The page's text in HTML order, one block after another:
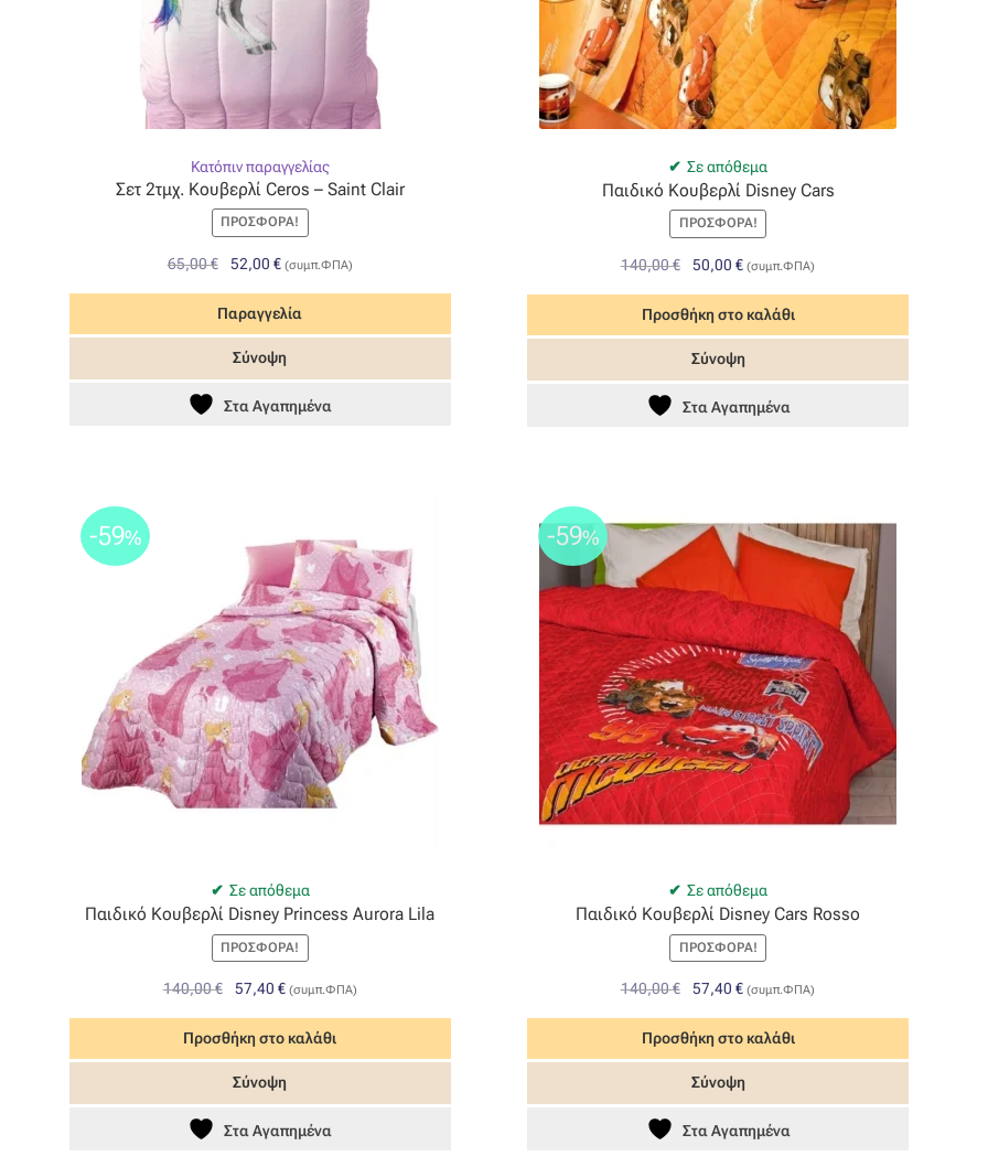
Κατόπιν παραγγελίας
Σετ 2τμχ. Κουβερλί Ceros – Saint Clair
ΠΡΟΣΦΟΡΆ!
65,00€
Original
was:
65,00 €.
52,00€Η
τιμή
είναι:
52,00 €.
(συμπ.ΦΠΑ)
Παραγγελία
Σύνοψη
Στα Αγαπημένα
Σε απόθεμα
Παιδικό Κουβερλί Disney Cars
ΠΡΟΣΦΟΡΆ!
140,00€
Original
was:
140,00 €.
50,00€Η
τιμή
είναι:
50,00 €.
(συμπ.ΦΠΑ)
Προσθήκη στο καλάθι
Σύνοψη
Στα Αγαπημένα
Σε απόθεμα
-59%
Παιδικό Κουβερλί Disney Princess Aurora Lila
ΠΡΟΣΦΟΡΆ!
140,00€
Original
was:
140,00 €.
57,40€Η
τιμή
είναι:
57,40 €.
(συμπ.ΦΠΑ)
Προσθήκη στο καλάθι
Σύνοψη
Στα Αγαπημένα
Σε απόθεμα
-59%
Παιδικό Κουβερλί Disney Cars Rosso
ΠΡΟΣΦΟΡΆ!
140,00€
Original
was:
140,00 €.
57,40€Η
τιμή
είναι:
57,40 €.
(συμπ.ΦΠΑ)
Προσθήκη στο καλάθι
Σύνοψη
Στα Αγαπημένα